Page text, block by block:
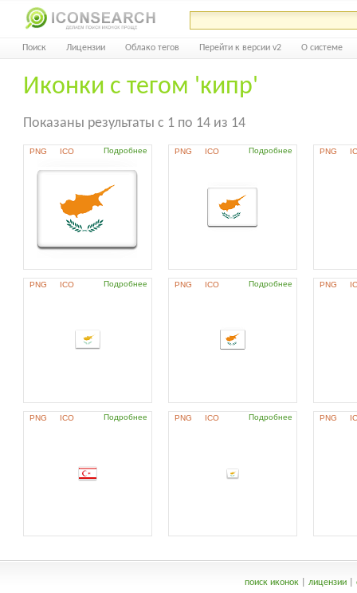
Поиск Лицензии Облако тегов Перейти к версии v2 О системе
Иконки с тегом 'кипр'
Показаны результаты с 1 по 14 из 14
PNG ICO Подробнее PNG ICO Подробнее PNG
PNG ICO Подробнее PNG ICO Подробнее PNG
PNG ICO Подробнее PNG ICO Подробнее PNG
поиск иконок| лицензии|